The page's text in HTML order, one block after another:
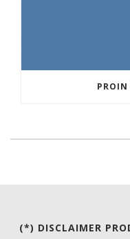
PROIN
(*) DISCLAIMER